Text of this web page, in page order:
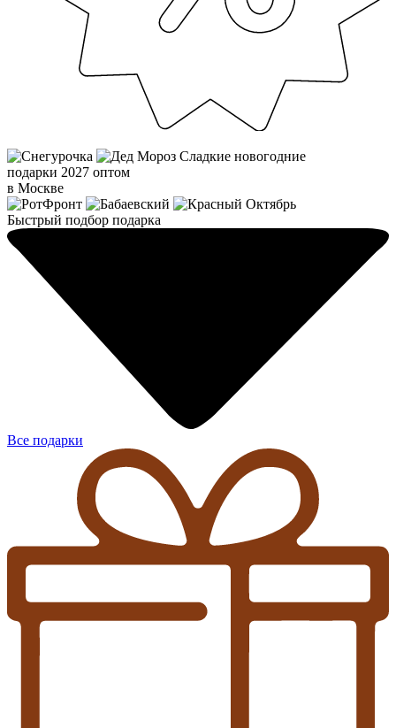
Сладкие новогодние
подарки 2027 оптом
в Москве
Быстрый подбор подарка
Все подарки